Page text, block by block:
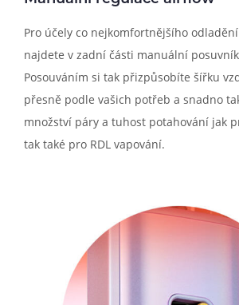
Pro účely co nejkomfortnějšího
najdete v zadní části manuální
Posouváním si tak přizpůsobíte šířku
přesně podle vašich potřeb a snadno
množství páry a tuhost potahování jak
tak také pro RDL vapování.